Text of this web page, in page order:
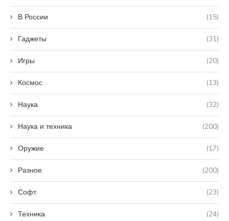
В России (15)
Гаджеты (31)
Игры (20)
Космос (13)
Наука (32)
Наука и техника (200)
Оружие (17)
Разное (200)
Софт (23)
Техника (24)